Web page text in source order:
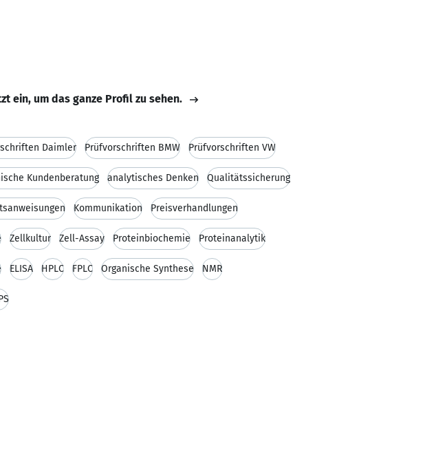
ein, um das ganze Profil zu sehen.
Daimler Prüfvorschriften BMW Prüfvorschriften VW
Kundenberatung analytisches Denken Qualitätssicherung
Kommunikation Preisverhandlungen
Zellkultur Zell-Assay Proteinbiochemie Proteinanalytik
ELISA HPLC FPLC Organische Synthese NMR